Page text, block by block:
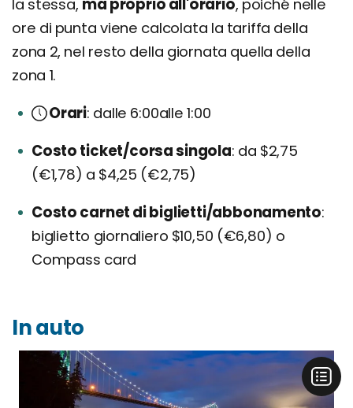
la stessa, ma proprio all'orario, poiché nelle
ore di punta viene calcolata la tariffa della
zona 2, nel resto della giornata quella della
zona 1.
Orari dalle 6:00alle 1:00
Costo ticket/corsa singola da $2,75
(€1,78) a $4,25 (€2,75)
Costo carnet di biglietti/abbonamento
biglietto giornaliero $10,50 (€6,80) o
Compass card
In auto